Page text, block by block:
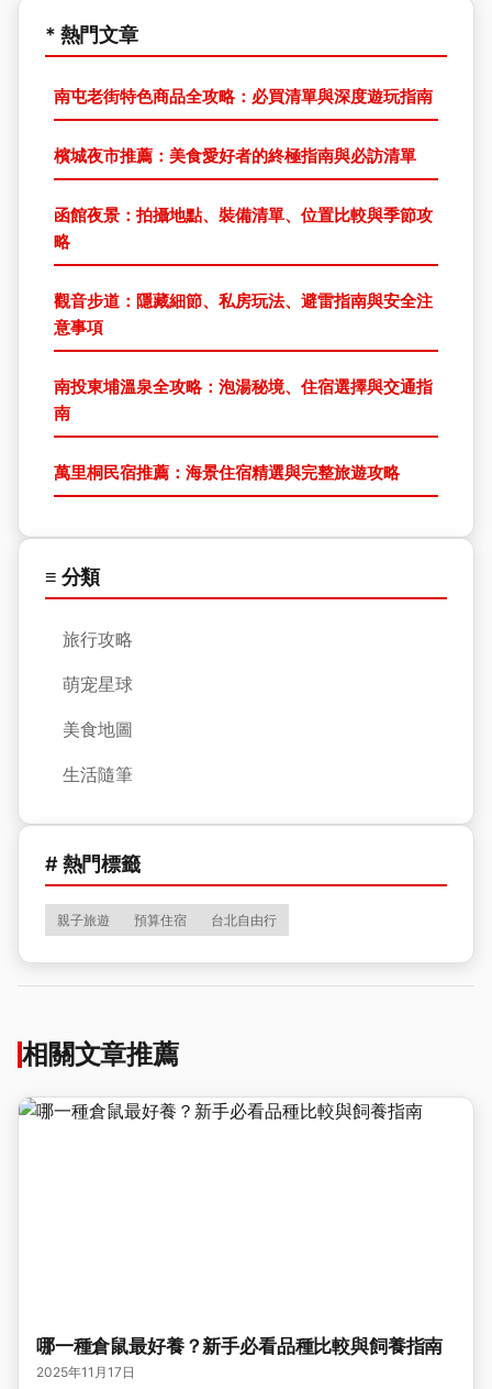
* 熱門文章
南屯老街特色商品全攻略：必買清單與深度遊玩指南
檳城夜市推薦：美食愛好者的終極指南與必訪清單
函館夜景：拍攝地點、裝備清單、位置比較與季節攻
略
觀音步道：隱藏細節、私房玩法、避雷指南與安全注
意事項
南投東埔溫泉全攻略：泡湯秘境、住宿選擇與交通指
南
萬里桐民宿推薦：海景住宿精選與完整旅遊攻略
≡ 分類
旅行攻略
萌宠星球
美食地圖
生活隨筆
# 熱門標籤
親子旅遊 預算住宿 台北自由行
相關文章推薦
哪一種倉鼠最好養？新手必看品種比較與飼養指南
2025年11月17日